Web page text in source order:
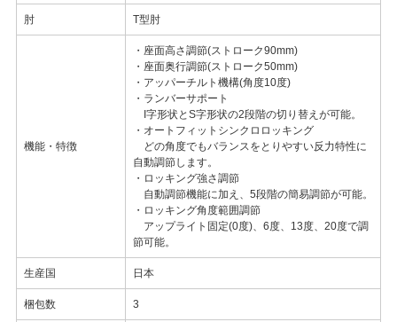
肘 T型肘
機能・特徴
・座面高さ調節(ストローク90mm)
・座面奥行調節(ストローク50mm)
・アッパーチルト機構(角度10度)
・ランバーサポート
I字形状とS字形状の2段階の切り替えが可能。
・オートフィットシンクロロッキング
どの角度でもバランスをとりやすい反力特性に
自動調節します。
・ロッキング強さ調節
自動調節機能に加え、5段階の簡易調節が可能。
・ロッキング角度範囲調節
アップライト固定(0度)、6度、13度、20度で調
節可能。
生産国 日本
梱包数 3